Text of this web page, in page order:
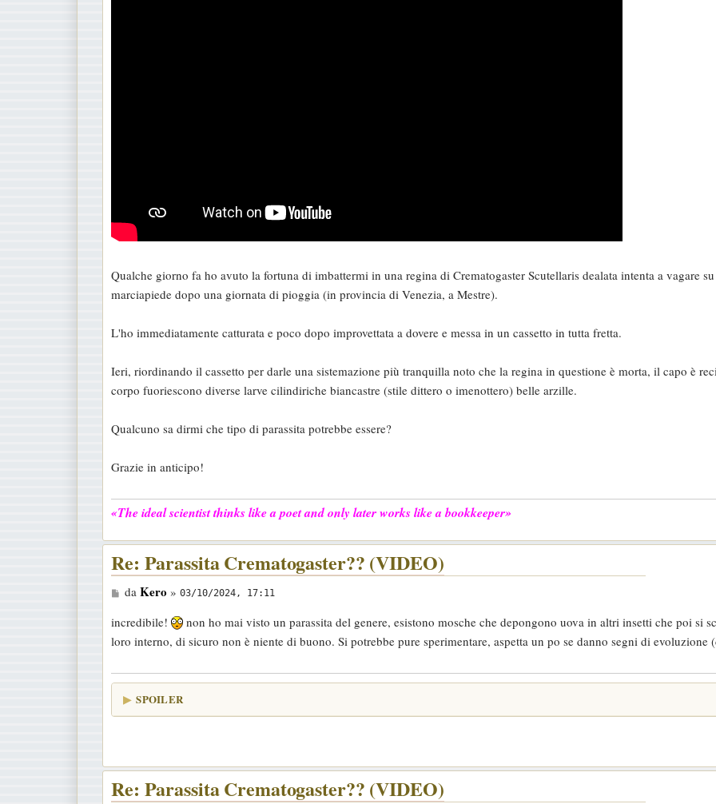
Qualche giorno fa ho avuto la fortuna di imbattermi in una regina di Crematogaster Scutellaris dealata intenta a vagare
marciapiede dopo una giornata di pioggia (in provincia di Venezia, a Mestre).
L'ho immediatamente catturata e poco dopo improvettata a dovere e messa in un cassetto in tutta fretta.
Ieri, riordinando il cassetto per darle una sistemazione più tranquilla noto che la regina in questione è morta, il capo è
corpo fuoriescono diverse larve cilindiriche biancastre (stile dittero o imenottero) belle arzille.
Qualcuno sa dirmi che tipo di parassita potrebbe essere?
Grazie in anticipo!
«The ideal scientist thinks like a poet and only later works like a bookkeeper»
Re: Parassita Crematogaster?? (VIDEO)
M
s
s
g
g
da Kero » 03/10/2024, 17:11
incredibile!
non ho mai visto un parassita del genere, esistono mosche che depongono uova in altri insetti che poi si
loro interno, di sicuro non è niente di buono. Si potrebbe pure sperimentare, aspetta un po se danno segni di evoluzione
SPOILER
Re: Parassita Crematogaster?? (VIDEO)